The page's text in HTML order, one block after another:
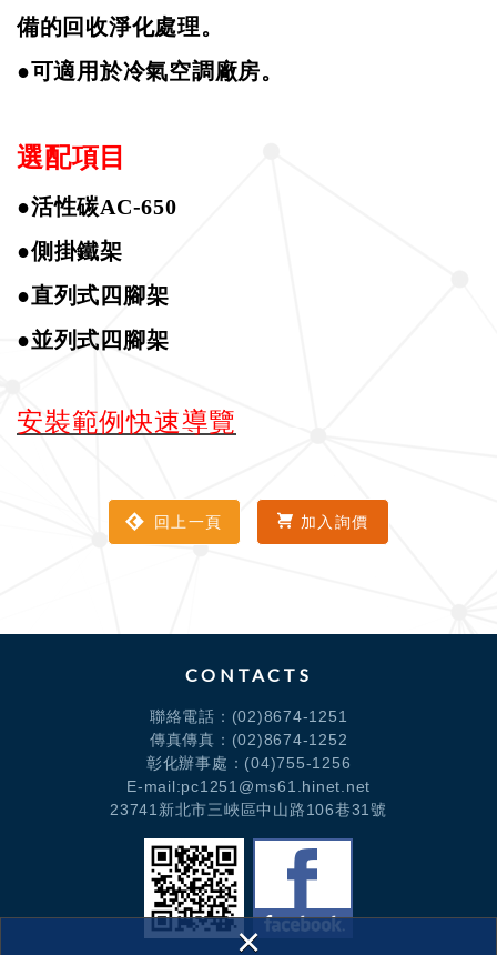
×
備的回收淨化處理。
●可適用於冷氣空調廠房。
選配項目
●活性碳AC-650
●側掛鐵架
●直列式四腳架
●並列式四腳架
安裝範例快速導覽
回上一頁 加入詢價
CONTACTS
聯絡電話： (02)8674-1251
傳真傳真：(02)8674-1252
彰化辦事處： (04)755-1256
E-mail:pc1251@ms61.hinet.net
23741新北市三峽區中山路106巷31號